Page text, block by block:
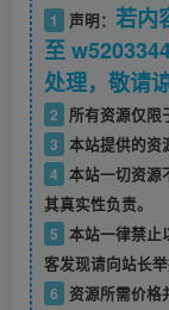
1 声明： 若内
至
处理，敬请
2
所有资源仅限
3 本站提供的资
4 本站一切资源
其真实性负责。
5 本站一律禁止
客发现请向站长
6
资源所需价格